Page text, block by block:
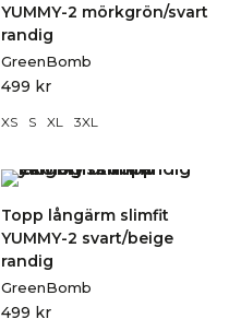
YUMMY-2 mörkgrön/svart
randig
GreenBomb
499 kr
XS S XL 3XL
Topp långärm slimfit
YUMMY-2 svart/beige
randig
GreenBomb
499 kr